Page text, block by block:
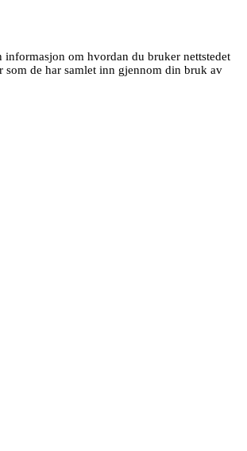
om hvordan du bruker nettstedet
som de har samlet inn gjennom din bruk av